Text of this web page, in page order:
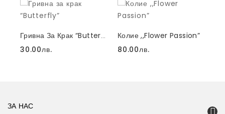
Гривна За Крак “Butterfly”
30.00лв.
Колие ,,Flower Passion”
80.00лв.
ЗА НАС